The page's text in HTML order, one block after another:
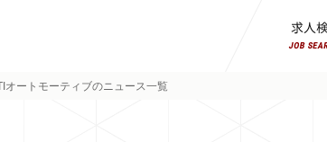
オートモーティブのニュース一覧